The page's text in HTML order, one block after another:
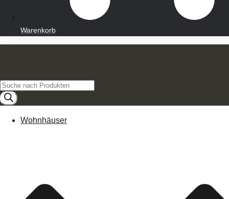
Warenkorb
Products
search
Wohnhäuser